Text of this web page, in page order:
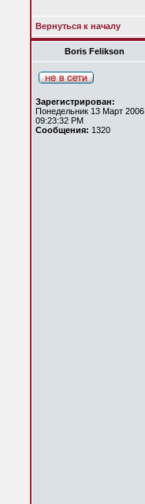
Вернуться к началу
Boris Felikson
Зарегистрирован:
Понедельник 13 Март 2006
09:23:32 PM
Сообщения: 1320